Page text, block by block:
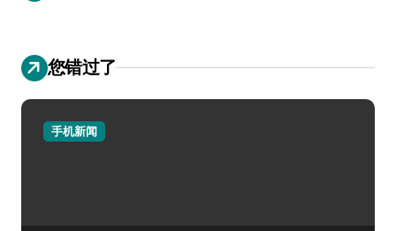
您错过了
手机新闻